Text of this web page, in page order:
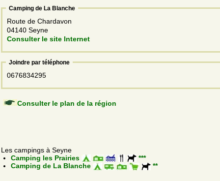
Camping de La Blanche
Route de Chardavon
04140 Seyne
Consulter le site Internet
Joindre par téléphone
0676834295
Consulter le plan de la région
Les campings à Seyne
Camping les Prairies
***
Camping de La Blanche
**